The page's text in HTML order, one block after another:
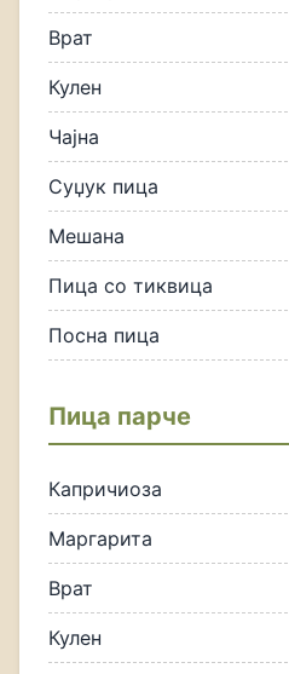
Врат
Кулен
Чајна
Суџук пица
Мешана
Пица со тиквица
Посна пица
Пица парче
Капричиоза
Маргарита
Врат
Кулен